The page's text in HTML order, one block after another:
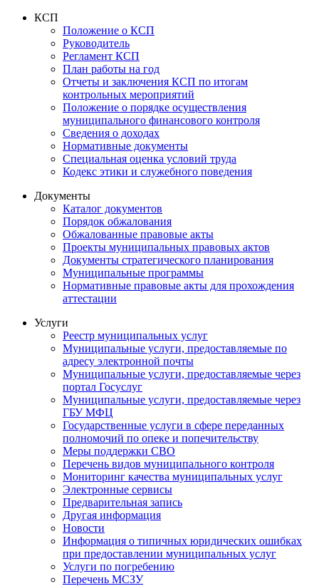
КСП
Положение о КСП
Руководитель
Регламент КСП
План работы на год
Отчеты и заключения КСП по итогам
контрольных мероприятий
Положение о порядке осуществления
муниципального финансового контроля
Сведения о доходах
Нормативные документы
Специальная оценка условий труда
Кодекс этики и служебного поведения
Документы
Каталог документов
Порядок обжалования
Обжалованные правовые акты
Проекты муниципальных правовых актов
Документы стратегического планирования
Муниципальные программы
Нормативные правовые акты для прохождения
аттестации
Услуги
Реестр муниципальных услуг
Муниципальные услуги, предоставляемые по
адресу электронной почты
Муниципальные услуги, предоставляемые через
портал Госуслуг
Муниципальные услуги, предоставляемые через
ГБУ МФЦ
Государственные услуги в сфере переданных
полномочий по опеке и попечительству
Меры поддержки СВО
Перечень видов муниципального контроля
Мониторинг качества муниципальных услуг
Электронные сервисы
Предварительная запись
Другая информация
Новости
Информация о типичных юридических ошибках
при предоставлении муниципальных услуг
Услуги по погребению
Перечень МСЗУ